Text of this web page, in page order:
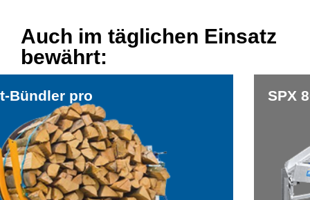
Auch im täglichen Einsatz
bewährt:
SPX 800